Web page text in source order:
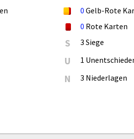
0 Gelb-Rote
0 Rote Karten
S 3 Siege
U 1
N 3 Niederlagen